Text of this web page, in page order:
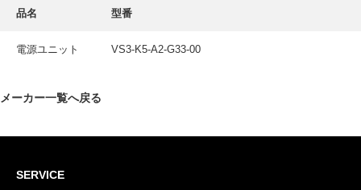
INTERVIEW
採用情報
品名 型番
電源ユニット VS3-K5‐A2-G33-00
メーカー一覧へ戻る
SERVICE